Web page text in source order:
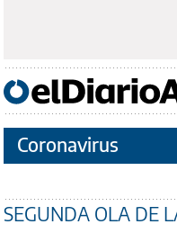
Coronavirus
SEGUNDA OLA DE